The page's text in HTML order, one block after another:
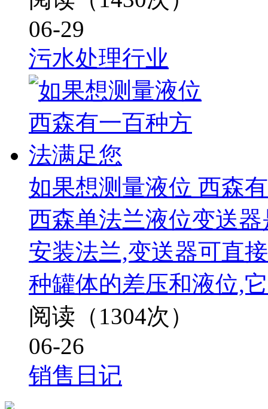
06-29
污水处理行业
如果想测量液位 西森
西森单法兰液位变送
安装法兰,变送器可直
种罐体的差压和液位,
阅读（1304次）
06-26
销售日记